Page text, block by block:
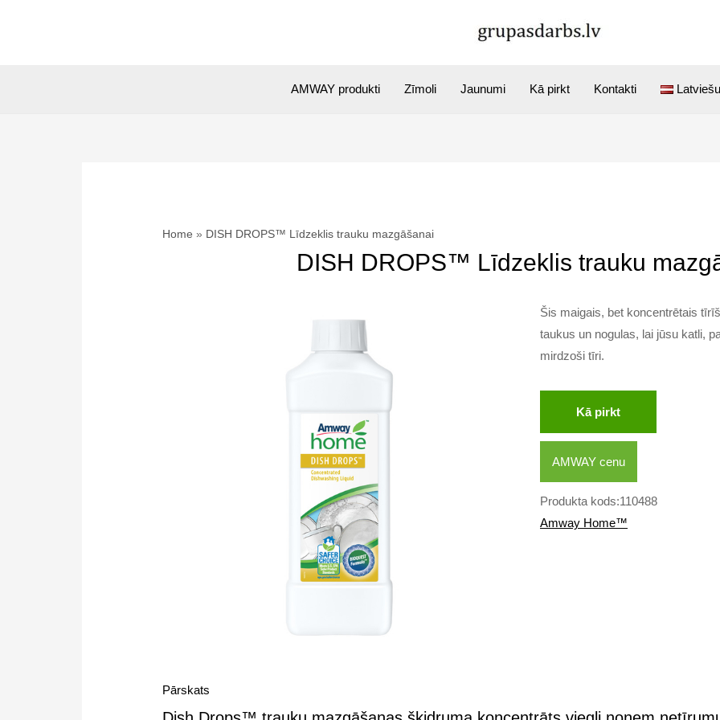
AMWAY produkti Zīmoli Jaunumi Kā pirkt Kontakti
Home DISH DROPS™ Līdzeklis trauku mazgāšanai
DISH DROPS™ Līdzeklis trauku
Šis maigais, bet koncentrētais
taukus un nogulas, lai jūsu katli,
mirdzoši tīri.
Kā pirkt
AMWAY cenu
Produkta kods:110488
Amway Home™
Pārskats